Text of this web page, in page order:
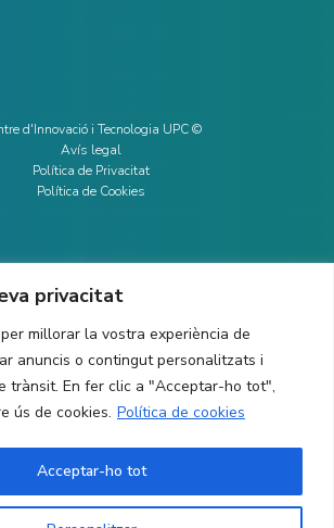
privacitat
millorar la vostra experiència de
anuncis o contingut personalitzats i
trànsit. En fer clic a "Acceptar-ho tot",
ús de cookies. Política de cookies
Acceptar-ho tot
d'Innovació i Tecnologia UPC ©
Avís legal
Política de Privacitat
Política de Cookies
CONTACTE
(Planta 1, Oficina 106)
C/ Jordi Girona 1-3
Barcelona (Espanya)
+34 93 405 44 03